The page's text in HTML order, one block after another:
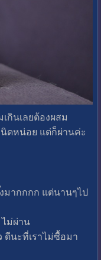
เกินเลยต้องผสม
ดหน่อย แต่ก็ผ่านค่ะ
มากกกก แต่นานๆไป
ม่ผ่าน
ดีนะที่เราไม่ซื้อมา